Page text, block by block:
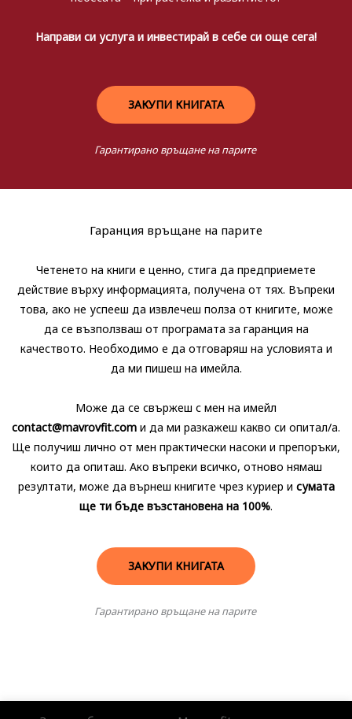
Направи си услуга и инвестирай в себе си още сега!
ЗАКУПИ КНИГАТА
Гарантирано връщане на парите​
Гаранция връщане на парите
Четенето на книги е ценно, стига да предприемете
действие върху информацията, получена от тях. Въпреки
това, ако не успееш да извлечеш полза от книгите, може
да се възползваш от програмата за гаранция на
качеството. Необходимо е да отговаряш на условията и
да ми пишеш на имейла.
Може да се свържеш с мен на имейл
contact@mavrovfit.com и да ми разкажеш какво си опитал/а.
Ще получиш лично от мен практически насоки и препоръки,
които да опиташ. Ако въпреки всичко, отново нямаш
резултати, може да върнеш книгите чрез куриер и сумата
ще ти бъде възстановена на 100%.
ЗАКУПИ КНИГАТА
Гарантирано връщане на парите​